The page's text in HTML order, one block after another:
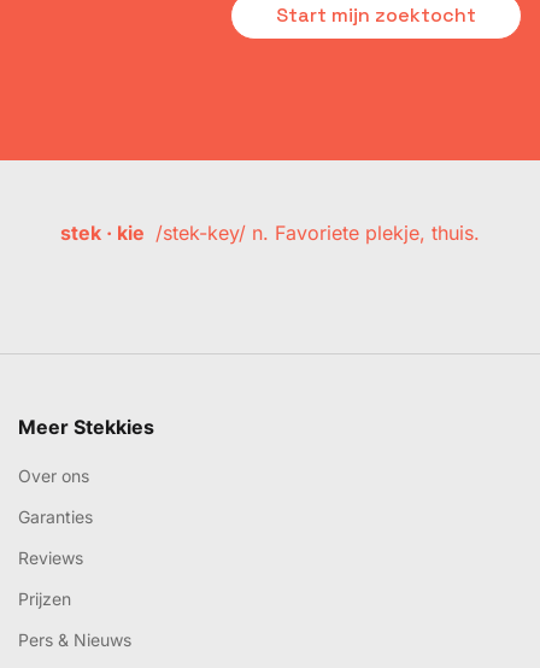
Start mijn zoektocht
stek · kie /stek-key/ n. Favoriete plekje, thuis.
Meer Stekkies
Over ons
Garanties
Reviews
Prijzen
Pers & Nieuws